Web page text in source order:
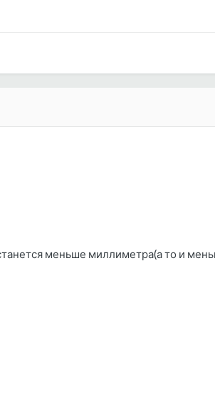
меньше миллиметра(а то и